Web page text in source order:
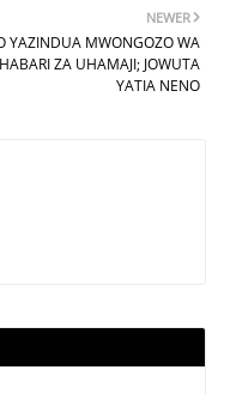
NEWER
YAZINDUA MWONGOZO WA
HABARI ZA UHAMAJI; JOWUTA
YATIA NENO